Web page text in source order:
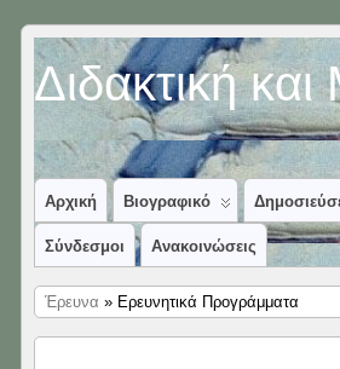
Διδακτική
Αρχική Βιογραφικό
Σύνδεσμοι Ανακοινώσεις
Έρευνα » Ερευνητικά Προγράμματα